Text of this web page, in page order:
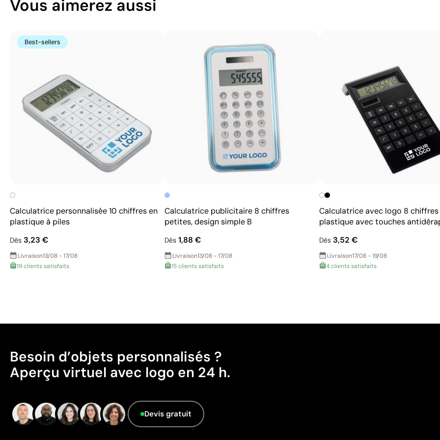
exactes
Permet l’impression sur surfaces incurvées et
irrégulières
Bonne définition des textes et logos
Prix compétitifs pour les grandes quantités
Vous aimerez aussi
Best-sellers
Calculatrice personnalisée 10 chiffres en
plastique à piles
Dès 3,23 €
Livraison13/08 - 17/08
19 clients satisfaits
Calculatrice publicitaire 8 chiffres
petites, design simple B
Dès1,88 €
Livraison13/08 - 17/08
15 clients satisfaits
Calculatrice avec logo 8 chiffres
plastique avec touches
Dès3,52 €
Livraison17/08 - 19/08
4 clients satisfaits
Besoin d’objets personnalisés ?
Aperçu virtuel avec logo en 24 h.
Devis gratuit